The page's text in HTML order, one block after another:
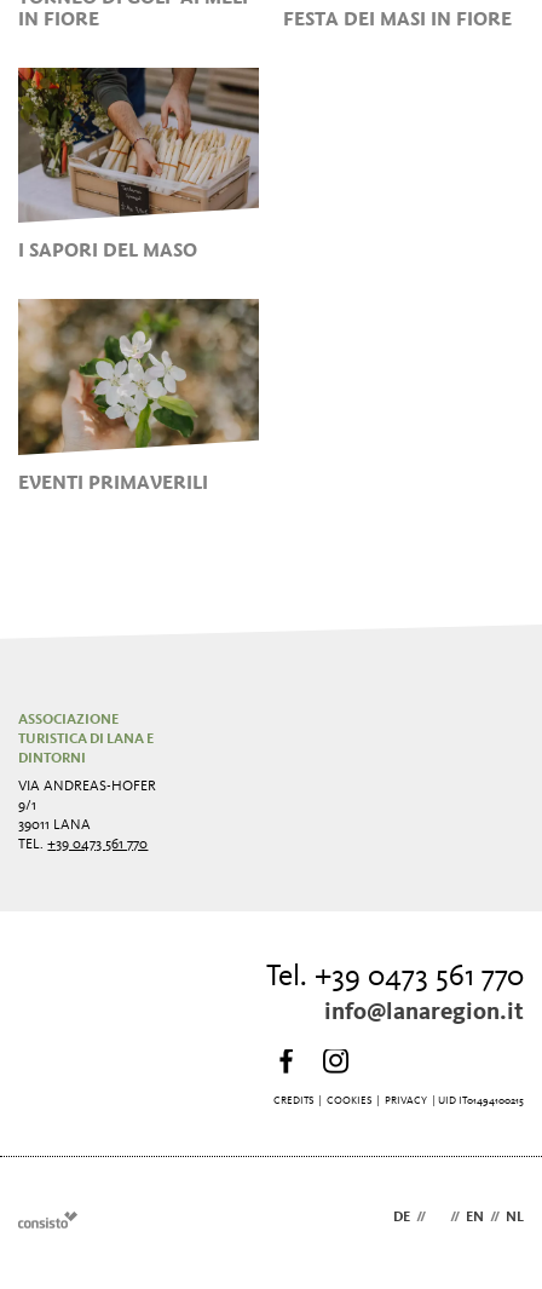
IN FIORE
FESTA DEI MASI IN FIORE
I SAPORI DEL MASO
EVENTI PRIMAVERILI
ASSOCIAZIONE
TURISTICA DI LANA E
DINTORNI
VIA ANDREAS-HOFER
9/1
39011 LANA
TEL.+39 0473 561 770
Tel. +39 0473 561 770
info@lanaregion.it
CREDITS| COOKIES| PRIVACY | UID IT01494100215
DE // // EN // NL